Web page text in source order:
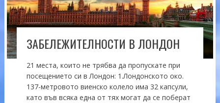
ЗАБЕЛЕЖИТЕЛНОСТИ В ЛОНДОН
21 места, които не трябва да пропускате при
посещението си в Лондон: 1.Лондонското око.
137-метровото виенско колело има 32 капсули,
като във всяка една от тях могат да се поберат